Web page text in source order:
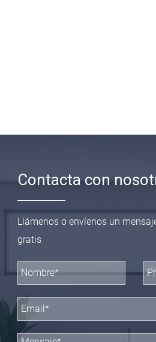
Contacta con
Llámenos o envíenos un
gratis